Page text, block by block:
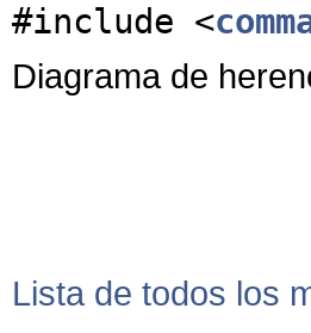
#include <
Diagrama de
Lista de todos los